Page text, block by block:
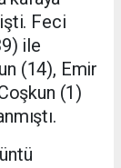
Feci
ile
(14), Emir
(1)